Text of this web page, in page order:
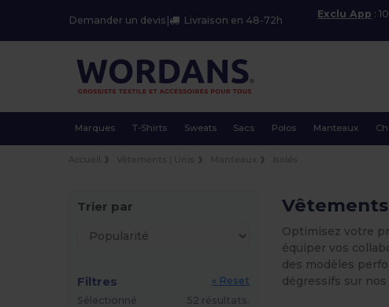
Demander un devis Livraison en 48-72h
Exclu App :
Marques T-Shirts Sweats Sacs Polos Manteaux
Trier par
Filtres
« Reset
Sélectionné
52 résultats.
Vêtements
Optimisez votre
équiper vos
des modèles
dégressifs sur